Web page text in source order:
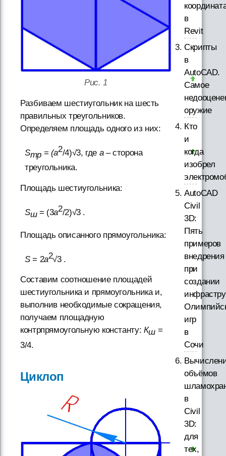
Рис. 1
Разбиваем шестиугольник на шесть
правильных треугольников.
Определяем площадь одного из них:
Sтр= (a2/4)√3, где a– сторона
треугольника.
Площадь шестиугольника:
Sш= (3a2/2)√3 .
Площадь описанного прямоугольника:
S= 2a2√3 .
Составим соотношение площадей
шестиугольника и прямоугольника и,
выполнив необходимые сокращения,
получаем площадную
контрпрямоугольную константу: Кш =
3/4.
Циклоп
в
Revit
Скрипты
в
AutoCAD.
Самое
оружие
Кто
и
когда
изобрел
AutoCAD
Civil
3D:
Пять
примеров
внедрения
при
создании
игр
в
Сочи
объёмов
в
Civil
3D:
для
тех,